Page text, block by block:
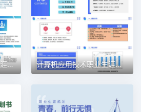
计算机应用技术2职业生涯规划PPT模板 计算机应用技术职业生涯规划PPT模板